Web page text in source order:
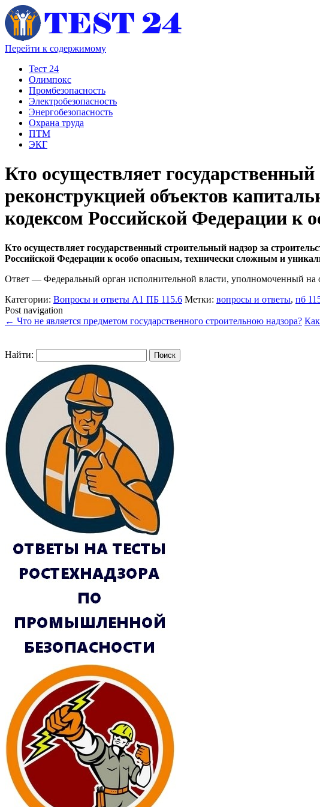
Перейти к содержимому
Тест 24
Олимпокс
Промбезопасность
Электробезопасность
Энергобезопасность
Охрана труда
ПТМ
ЭКГ
Кто осуществляет
реконструкцией объектов
кодексом Российской Федерации
Кто осуществляет государственный строительный надзор за
Российской Федерации к особо опасным, технически сложным и
Ответ — Федеральный орган исполнительной власти, уполномоченный на
Категории: Вопросы и ответы А1 ПБ 115.6 Метки: вопросы и ответы, пб
Post navigation
← Что не является предметом государственного строительною надзора?
Найти: